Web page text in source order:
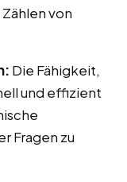
von
Die Fähigkeit,
und effizient
Fragen zu